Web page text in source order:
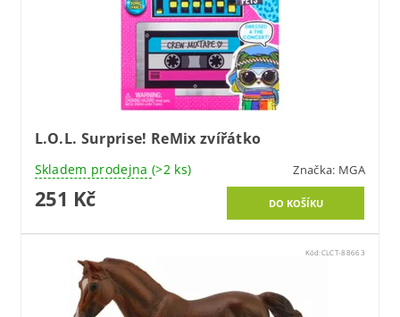
L.O.L. Surprise! ReMix zvířátko
Skladem prodejna (>2 ks) Značka: MGA
251 Kč
Kód: CLCT-88663